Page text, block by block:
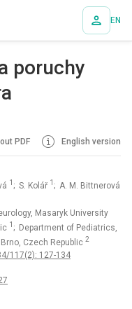
EN
poruchy
PDF English version
1 ; S. Kolář 1 ; A. M. Bittnerová
Masaryk University
1 ; Department of Pediatrics,
Czech Republic 2
117(2): 127-134